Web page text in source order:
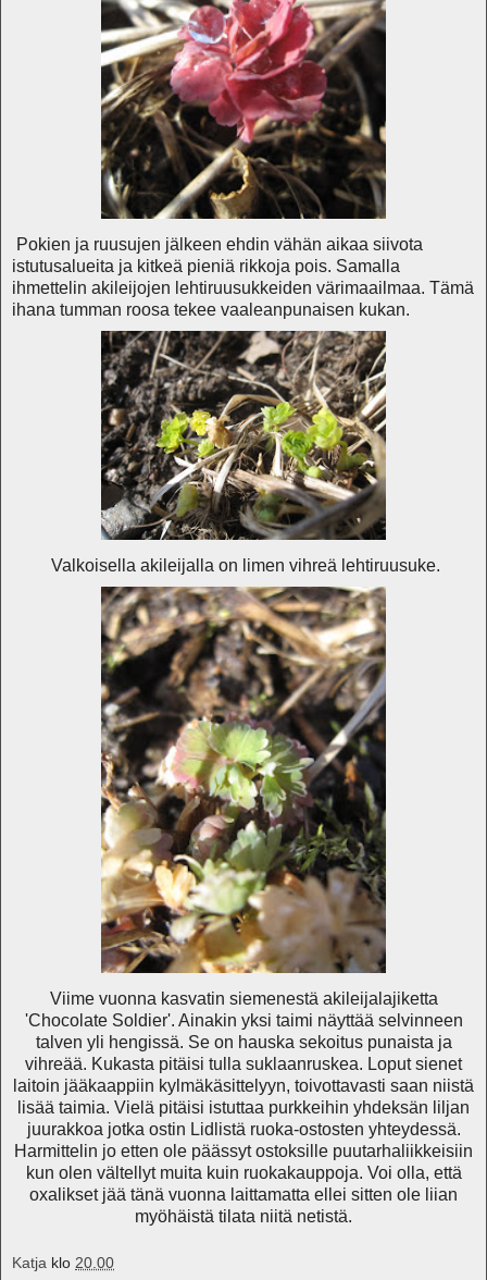
Pokien ja ruusujen jälkeen ehdin vähän aikaa siivota
istutusalueita ja kitkeä pieniä rikkoja pois. Samalla
ihmettelin akileijojen lehtiruusukkeiden värimaailmaa. Tämä
ihana tumman roosa tekee vaaleanpunaisen kukan.
Valkoisella akileijalla on limen vihreä lehtiruusuke.
Viime vuonna kasvatin siemenestä akileijalajiketta
'Chocolate Soldier'. Ainakin yksi taimi näyttää selvinneen
talven yli hengissä. Se on hauska sekoitus punaista ja
vihreää. Kukasta pitäisi tulla suklaanruskea. Loput sienet
laitoin jääkaappiin kylmäkäsittelyyn, toivottavasti saan niistä
lisää taimia. Vielä pitäisi istuttaa purkkeihin yhdeksän liljan
juurakkoa jotka ostin Lidlistä ruoka-ostosten yhteydessä.
Harmittelin jo etten ole päässyt ostoksille puutarhaliikkeisiin
kun olen vältellyt muita kuin ruokakauppoja. Voi olla, että
oxalikset jää tänä vuonna laittamatta ellei sitten ole liian
myöhäistä tilata niitä netistä.
Katja klo 20.00